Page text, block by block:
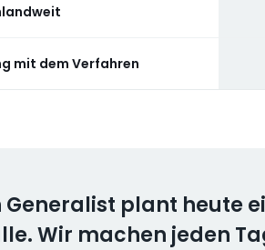
mit dem Verfahren
Generalist plant heute
Wir machen jeden